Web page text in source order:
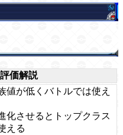
評価解説
値が低くバトルでは使え
化させるとトップクラス
える